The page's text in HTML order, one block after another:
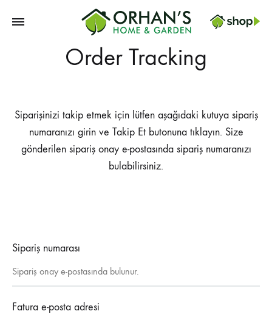
Home
Order Tracking
Siparişinizi takip etmek için lütfen aşağıdaki kutuya sipariş
numaranızı girin ve Takip Et butonuna tıklayın. Size
gönderilen sipariş onay e-postasında sipariş numaranızı
bulabilirsiniz.
Sipariş numarası
Fatura e-posta adresi